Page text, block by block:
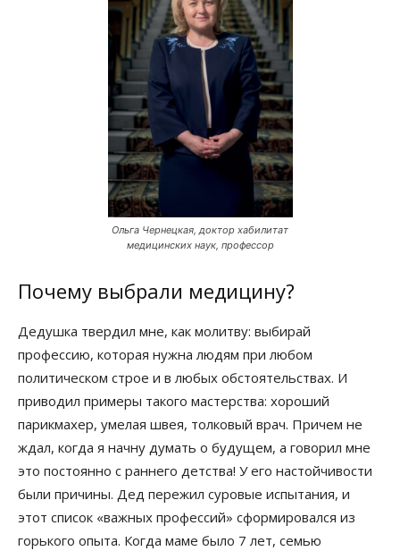
Ольга Чернецкая, доктор хабилитат
медицинских наук, профессор
Почему выбрали медицину?
Дедушка твердил мне, как молитву: выбирай
профессию, которая нужна людям при любом
политическом строе и в любых обстоятельствах. И
приводил примеры такого мастерства: хороший
парикмахер, умелая швея, толковый врач. Причем не
ждал, когда я начну думать о будущем, а говорил мне
это постоянно с раннего детства! У его настойчивости
были причины. Дед пережил суровые испытания, и
этот список «важных профессий» сформировался из
горького опыта. Когда маме было 7 лет, семью